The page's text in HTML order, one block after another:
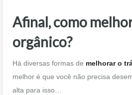
Afinal, como
orgânico?
Há diversas formas de melhorar o
melhor é que você não precisa
alta para isso…